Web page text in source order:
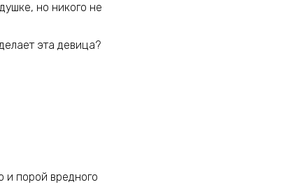
но никого не
эта девица?
и порой вредного